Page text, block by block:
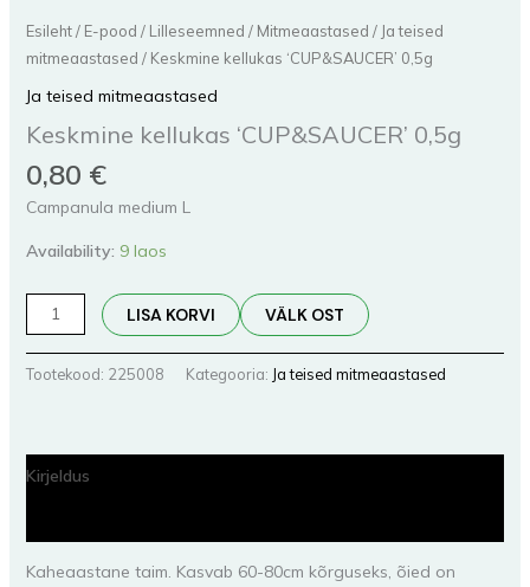
Esileht/ E-pood / Lilleseemned / Mitmeaastased / Ja teised
mitmeaastased / Keskmine kellukas ‘CUP&SAUCER’ 0,5g
Ja teised mitmeaastased
Keskmine kellukas ‘CUP&SAUCER’ 0,5g
0,80 €
Campanula medium L
Availability: 9 laos
LISA KORVI VÄLK OST
Tootekood: 225008 Kategooria: Ja teised mitmeaastased
Kirjeldus
Kaheaastane taim. Kasvab 60-80cm kõrguseks, õied on